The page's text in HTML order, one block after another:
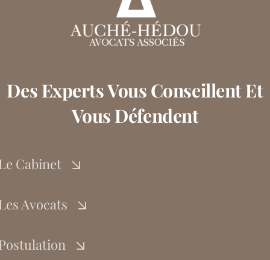
Des Experts Vous Conseillent Et
Vous Défendent
Cabinet
Avocats